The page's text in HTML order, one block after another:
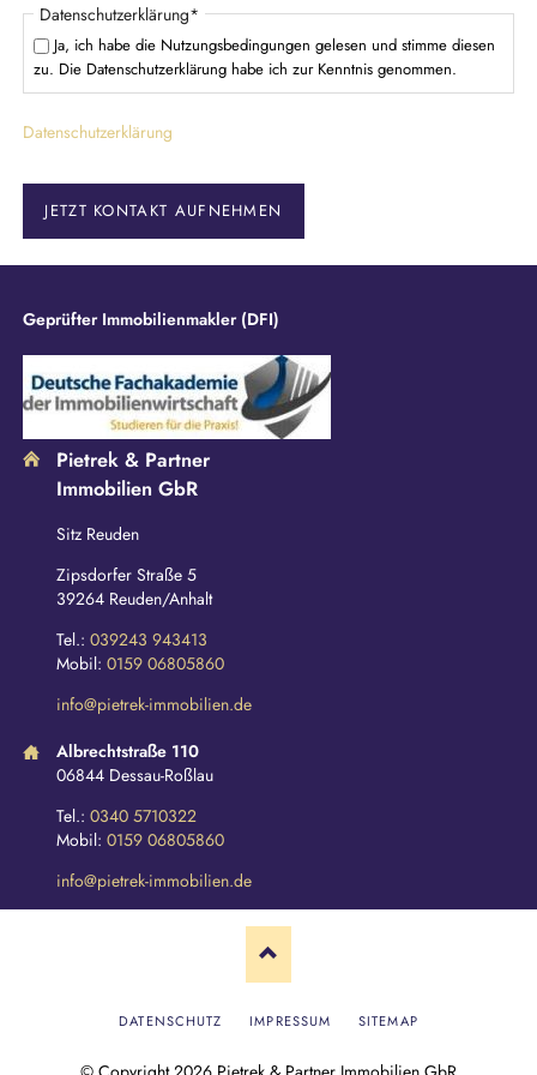
P
f
l
h
f
e
Datenschutzerklärung*
Ja, ich habe die Nutzungsbedingungen gelesen und stimme diesen
zu. Die Datenschutzerklärung habe ich zur Kenntnis genommen.
Datenschutzerklärung
JETZT KONTAKT AUFNEHMEN
Geprüfter Immobilienmakler (DFI)
Pietrek & Partner
Immobilien GbR
Sitz Reuden
Zipsdorfer Straße 5
39264 Reuden/Anhalt
Tel.: 039243 943413
Mobil: 0159 06805860
info@pietrek-immobilien.de
Albrechtstraße 110
06844 Dessau-Roßlau
Tel.: 0340 5710322
Mobil: 0159 06805860
info@pietrek-immobilien.de
I
DATENSCHUTZ IMPRESSUM SITEMAP